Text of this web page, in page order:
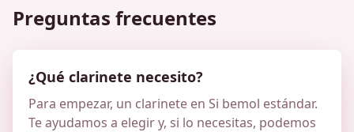
Preguntas frecuentes
¿Qué clarinete necesito?
Para empezar, un clarinete en Si bemol estándar.
Te ayudamos a elegir y, si lo necesitas, podemos